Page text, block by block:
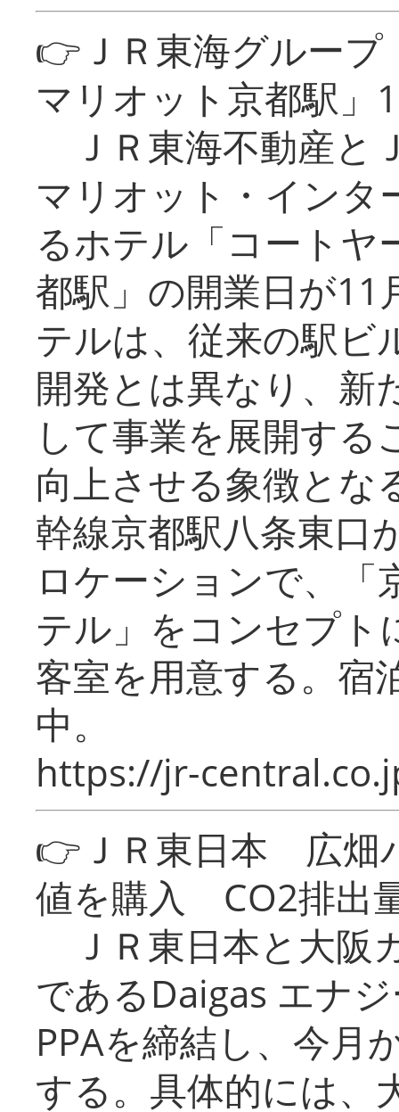
👉ＪＲ東海グルー
マリオット京都駅」
ＪＲ東海不動産と
マリオット・インタ
るホテル「コートヤ
都駅」の開業日が11
テルは、従来の駅ビ
開発とは異なり、新
して事業を展開する
向上させる象徴とな
幹線京都駅八条東口
ロケーションで、「
テル」をコンセプト
客室を用意する。宿
中。
https://jr-
👉ＪＲ東日本 広畑
値を購入 CO2排出
ＪＲ東日本と大阪
であるDaigas エナ
PPAを締結し、今月
する。具体的には、